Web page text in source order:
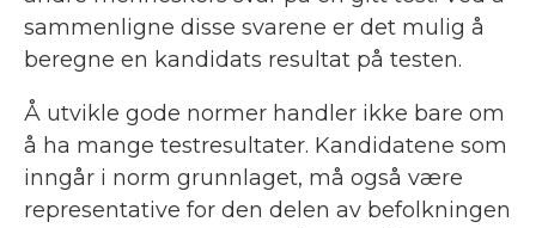
sammenligne disse svarene er det mulig å
beregne en kandidats resultat på testen.
Å utvikle gode normer handler ikke bare om
å ha mange testresultater. Kandidatene som
inngår i norm grunnlaget, må også være
representative for den delen av befolkningen